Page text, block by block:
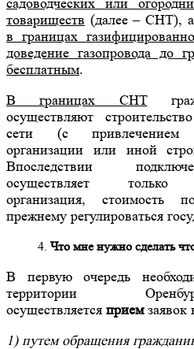
товариществ (далее – СНТ),
в границах
доведение газопровода до
бесплатным.
В границах СНТ
осуществляют
сети (с привлечением
организации или иной
Впоследствии
осуществляет только
организация, стоимость
прежнему регулироваться
Что мне нужно сделать
В первую очередь
территории
осуществляется прием заявок
1) путем обращения